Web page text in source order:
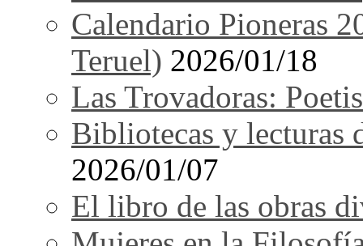
Calendario Pioneras
Teruel) 2026/01/18
Las Trovadoras:
Bibliotecas y lecturas
2026/01/07
El libro de las obras